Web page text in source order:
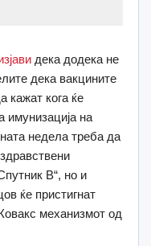
дека додека не
дека вакцините
кажат кога ќе
имунизација на
недела треба да
В“, но и
ќе пристигнат
механизмот од